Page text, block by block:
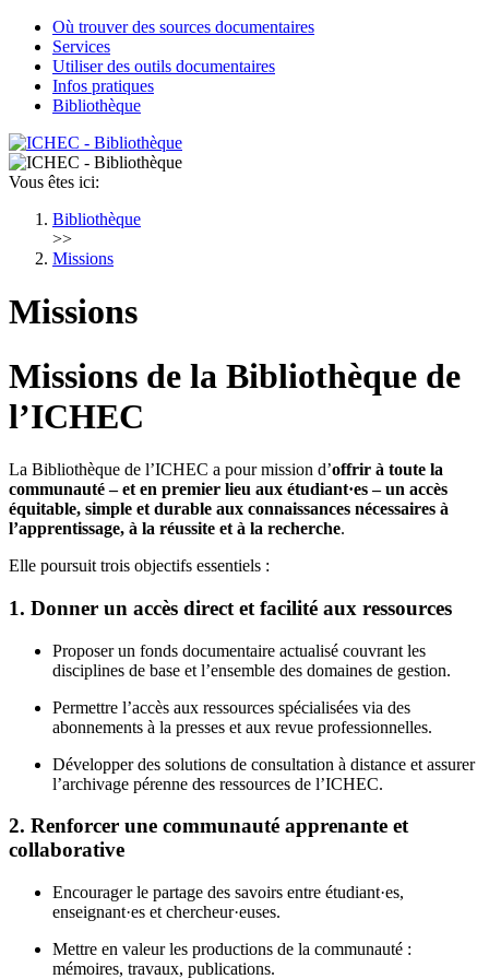
Où trouver des sources documentaires
Services
Utiliser des outils documentaires
Infos pratiques
Bibliothèque
Vous êtes ici:
Bibliothèque
>>
Missions
Missions
Missions de la Bibliothèque de
l’ICHEC
La Bibliothèque de l’ICHEC a pour mission d’offrir à toute la
communauté – et en premier lieu aux étudiant·es – un accès
équitable, simple et durable aux connaissances nécessaires à
l’apprentissage, à la réussite et à la recherche.
Elle poursuit trois objectifs essentiels :
1. Donner un accès direct et facilité aux ressources
Proposer un fonds documentaire actualisé couvrant les
disciplines de base et l’ensemble des domaines de gestion.
Permettre l’accès aux ressources spécialisées via des
abonnements à la presses et aux revue professionnelles.
Développer des solutions de consultation à distance et assurer
l’archivage pérenne des ressources de l’ICHEC.
2. Renforcer une communauté apprenante et
collaborative
Encourager le partage des savoirs entre étudiant·es,
enseignant·es et chercheur·euses.
Mettre en valeur les productions de la communauté :
mémoires, travaux, publications.